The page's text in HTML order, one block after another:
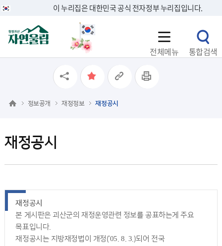
이 누리집은 대한민국 공식 전자정부 누리집입니다.
전체메뉴 통합검색
재정공시
정보공개 재정정보 재정공시
재정공시
본 게시판은 괴산군의 재정운영관련 정보를 공표하는게 주요
목표입니다.
재정공시는 지방재정법이 개정(’05. 8. 3.)되어 전국